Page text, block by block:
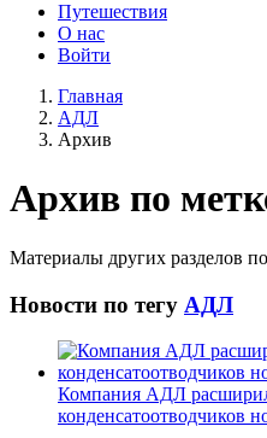
Путешествия
О нас
Войти
Главная
АДЛ
Архив
Архив по
Материалы других разделов
Новости по тегу АДЛ
Компания АДЛ
конденсатоотводчиков